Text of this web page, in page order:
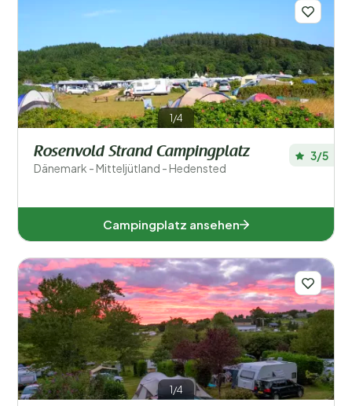
1/4
Rosenvold Strand Campingplatz
Dänemark - Mitteljütland - Hedensted
3/5
Campingplatz ansehen
1/4